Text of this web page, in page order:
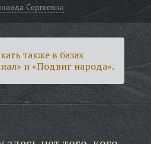
Сергеевна
также в базах
и «Подвиг народа».